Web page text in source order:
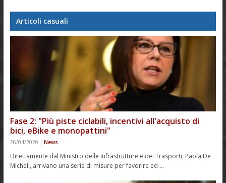
Articoli casuali
Fase 2: "Più piste ciclabili, incentivi all'acquisto di
bici, eBike e monopattini"
26/04/2020 | News
Direttamente dal Ministro delle Infrastrutture e dei Trasporti, Paola De
Micheli, arrivano una serie di misure per favorire ed …